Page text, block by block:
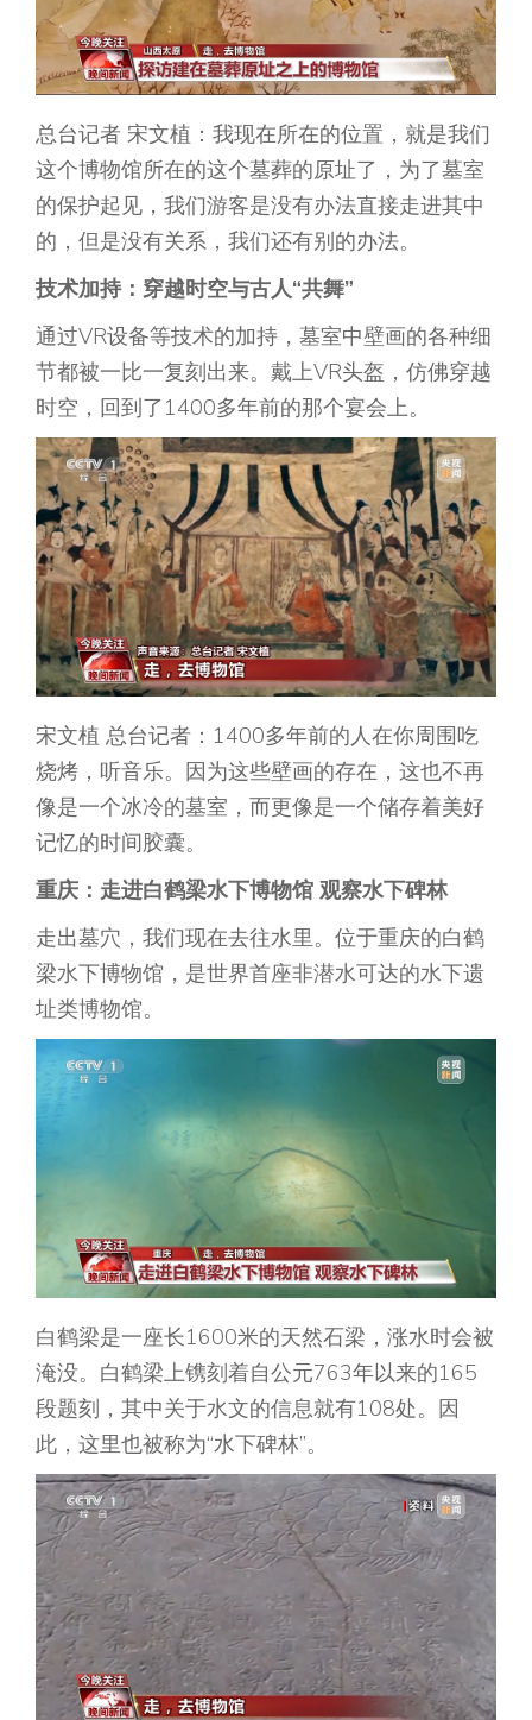
总台记者 宋文植：我现在所在的位置，就是我们
这个博物馆所在的这个墓葬的原址了，为了墓室
的保护起见，我们游客是没有办法直接走进其中
的，但是没有关系，我们还有别的办法。
技术加持：穿越时空与古人“共舞”
通过VR设备等技术的加持，墓室中壁画的各种细
节都被一比一复刻出来。戴上VR头盔，仿佛穿越
时空，回到了1400多年前的那个宴会上。
宋文植 总台记者：1400多年前的人在你周围吃
烧烤，听音乐。因为这些壁画的存在，这也不再
像是一个冰冷的墓室，而更像是一个储存着美好
记忆的时间胶囊。
重庆：走进白鹤梁水下博物馆 观察水下碑林
走出墓穴，我们现在去往水里。位于重庆的白鹤
梁水下博物馆，是世界首座非潜水可达的水下遗
址类博物馆。
白鹤梁是一座长1600米的天然石梁，涨水时会被
淹没。白鹤梁上镌刻着自公元763年以来的165
段题刻，其中关于水文的信息就有108处。因
此，这里也被称为“水下碑林”。